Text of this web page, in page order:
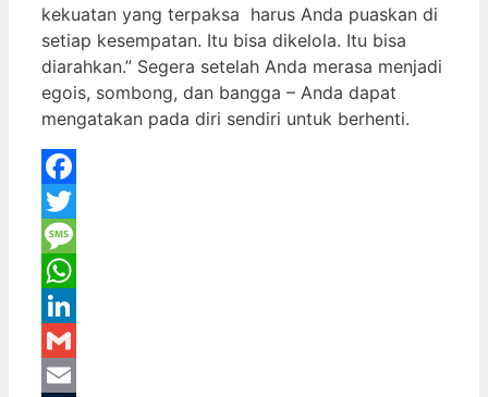
kekuatan yang terpaksa harus Anda puaskan di
setiap kesempatan. Itu bisa dikelola. Itu bisa
diarahkan.” Segera setelah Anda merasa menjadi
egois, sombong, dan bangga – Anda dapat
mengatakan pada diri sendiri untuk berhenti.
Facebook
Twitter
Message
WhatsApp
LinkedIn
Gmail